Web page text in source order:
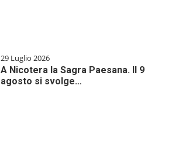
29 Luglio 2026
A Nicotera la Sagra Paesana. Il 9
agosto si svolge…